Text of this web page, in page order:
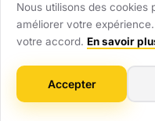
Création de sites
Créez votre site en 5min
Landing Page
Site Vitrine
Nous utilisons des
améliorer votre
votre accord. En savoir
Accepter